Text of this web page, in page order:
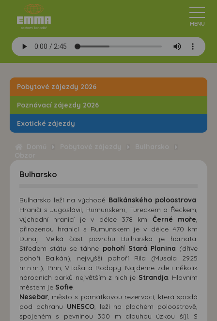
Pobytové zájezdy 2026
Poznávací zájezdy 2026
Exotické zájezdy
Bulharsko
Bulharsko leží na východě Balkánského poloostrova.
Hraničí s Jugoslávií, Rumunskem, Tureckem a Řeckem,
východní hranicí je v délce 378 km Černé moře,
přirozenou hranicí s Rumunskem je v délce 470 km
Dunaj. Velká část povrchu Bulharska je hornatá.
Středem státu se táhne pohoří Stará Planina (dříve
pohoří Balkán), nejvyšší pohoří Rila (Musala 2925
m.n.m.), Pirin, Vitoša a Rodopy. Najdeme zde i několik
národních parků největším z nich je Strandja. Hlavním
městem je Sofie.
Nesebar, město s památkovou rezervací, která spadá
pod ochranu UNESCO, leží na plochém poloostrově,
spojeném s pevninou 300 m dlouhou úzkou šíjí. S